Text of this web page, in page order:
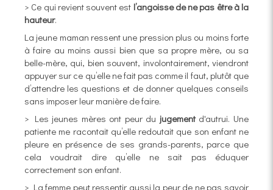
> Ce qui revient souvent est l’angoisse de ne pas être à la
hauteur.
La jeune maman ressent une pression plus ou moins forte
à faire au moins aussi bien que sa propre mère, ou sa
belle-mère, qui, bien souvent, involontairement, viendront
appuyer sur ce qu’elle ne fait pas comme il faut, plutôt que
d’attendre les questions et de donner quelques conseils
sans imposer leur manière de faire.
> Les jeunes mères ont peur du jugementd'autrui. Une
patiente me racontait qu’elle redoutait que son enfant ne
pleure en présence de ses grands-parents, parce que
cela voudrait dire qu’elle ne sait pas éduquer
correctement son enfant.
> La femme peut ressentir aussi la peur de ne pas savoir